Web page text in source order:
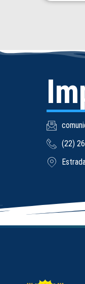
(22)